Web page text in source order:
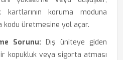
kartlarının koruma moduna
kodu üretmesine yol açar.
Sorunu: Dış üniteye giden
kopukluk veya sigorta atması